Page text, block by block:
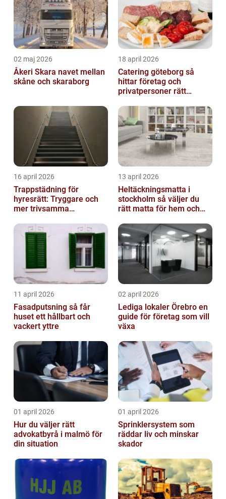
02 maj 2026
Åkeri Skara navet mellan
skåne och skaraborg
18 april 2026
Catering göteborg så
hittar företag och
privatpersoner rätt
16 april 2026
Trappstädning för
hyresrätt: Tryggare och
mer trivsamma
13 april 2026
Heltäckningsmatta i
stockholm så väljer du
rätt matta för hem och
11 april 2026
Fasadputsning så får
huset ett hållbart och
vackert yttre
02 april 2026
Lediga lokaler Örebro en
guide för företag som vill
växa
01 april 2026
Hur du väljer rätt
advokatbyrå i malmö för
din situation
01 april 2026
Sprinklersystem som
räddar liv och minskar
skador